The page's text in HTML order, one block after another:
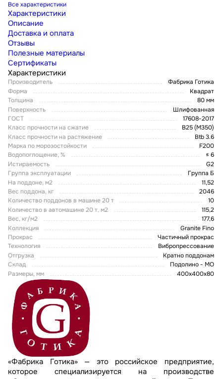
Все характеристики
Характеристики
Описание
Доставка и оплата
Отзывы
Полезные материалы
Сертификаты
Характеристики
Производитель
Фабрика Готика
Форма
Квадрат
Толщина
80 мм
Поверхность
Шлифованная
ГОСТ
17608-2017
Класс прочности на сжатие
В25 (М350)
Класс прочности на растяжение
Btb 3.6
Марка по морозостойкости
F200
Водопоглощение, %
≤ 6
Истираемость
G2
Группа эксплуатации
Группа Б
На поддоне, м2
11,52
Вес поддона, кг
2046
Количество поддонов в машине 20 т
10
Количество в автомашине 20 т, м2
115,2
Вес, кг/м2
177,6
Коллекция
Granite Fino
Прокрас
Частичный прокрас
Технология
Вибропрессование
Отгрузка
Кратно поддонам
Склад
Подолино - МО
Размеры, мм
400х400х80
«Фабрика Готика» — это российское предприятие,
которое специализируется на производстве